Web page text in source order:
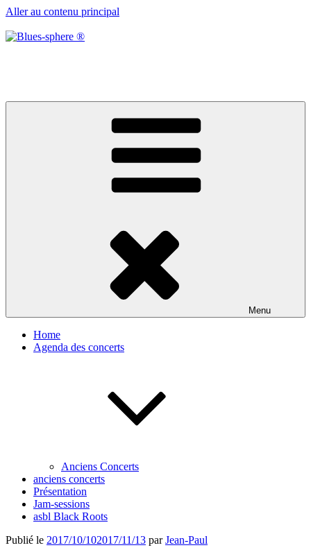
Aller au contenu principal
Menu
Home
Agenda des concerts
Anciens Concerts
anciens concerts
Présentation
Jam-sessions
asbl Black Roots
Publié le 2017/10/102017/11/13 parJean-Paul